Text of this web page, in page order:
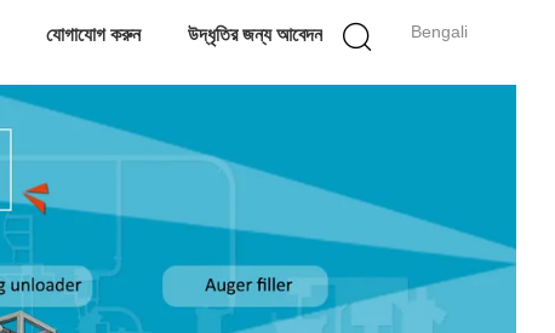
Bengali
যোগাযোগ করুন উদ্ধৃতির জন্য আবেদন